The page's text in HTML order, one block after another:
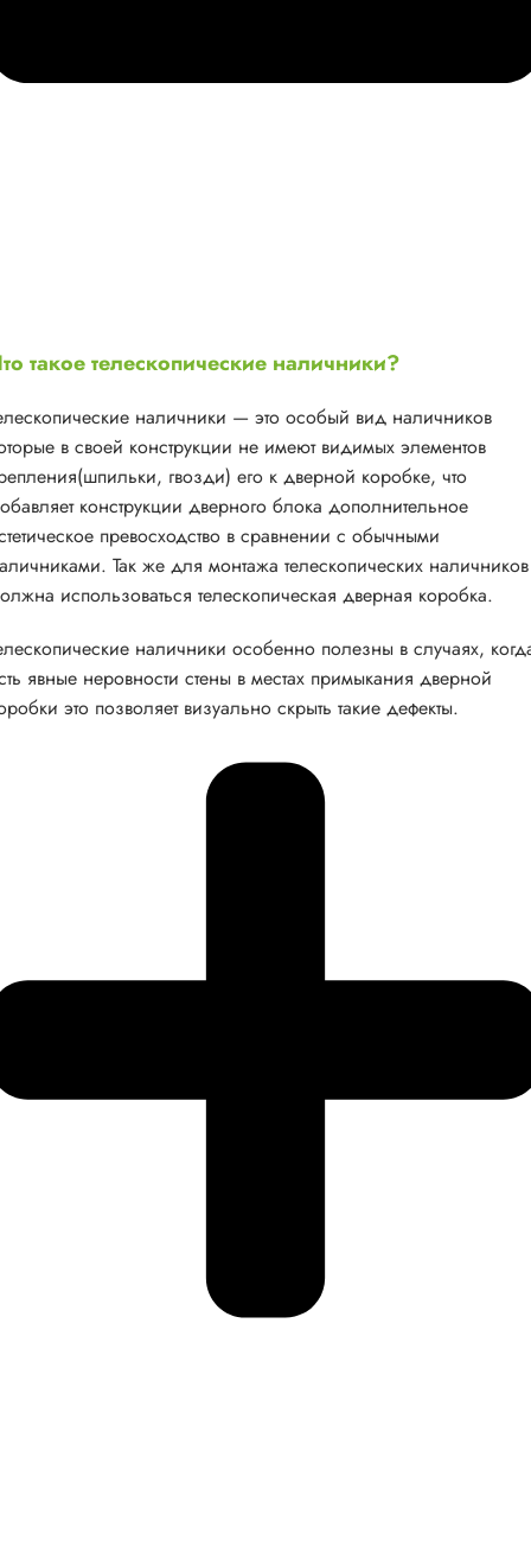
такое телескопические наличники?
наличники — это особый вид наличников
в своей конструкции не имеют видимых элементов
гвозди) его к дверной коробке, что
конструкции дверного блока дополнительное
превосходство в сравнении с обычными
Так же для монтажа телескопических наличников
использоваться телескопическая дверная коробка.
наличники особенно полезны в случаях,
явные неровности стены в местах примыкания дверной
это позволяет визуально скрыть такие дефекты.